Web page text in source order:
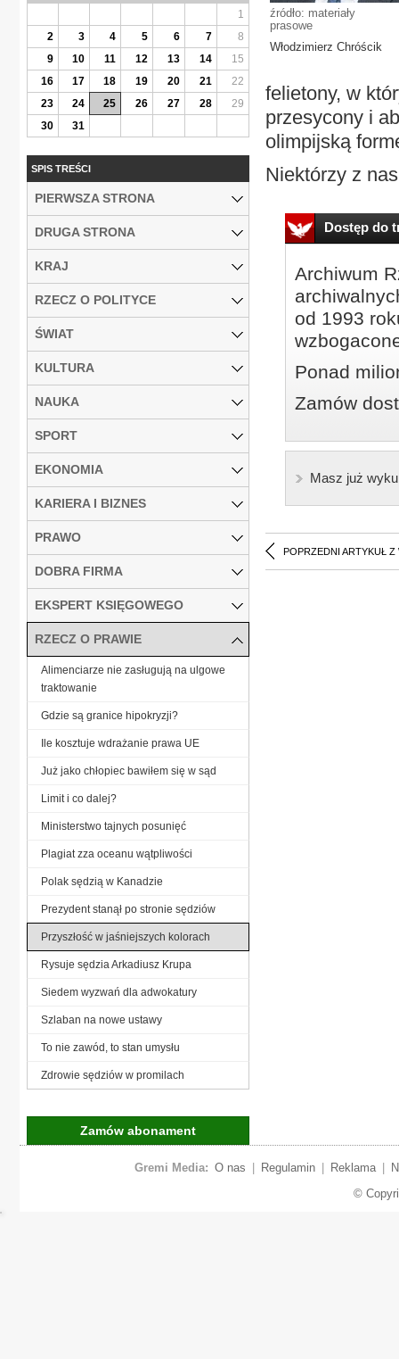
źródło: materiały
prasowe
Włodzimierz Chróścik
felietony, w
przesycony i
olimpijską
Niektórzy z
Dostęp do
Archiwum
od 1993
Ponad
Zamów
Masz już
POPRZEDNI ARTYKUŁ Z
1
2
3 4 5 6 7
8
9
10 11 12 13 14
15
16
17 18 19 20 21
22
23
24 25 26 27 28
29
30
31
SPIS TREŚCI
PIERWSZA STRONA
DRUGA STRONA
KRAJ
RZECZ O POLITYCE
ŚWIAT
KULTURA
NAUKA
SPORT
EKONOMIA
KARIERA I BIZNES
PRAWO
DOBRA FIRMA
EKSPERT KSIĘGOWEGO
RZECZ O PRAWIE
Alimenciarze nie zasługują na ulgowe
traktowanie
Gdzie są granice hipokryzji?
Ile kosztuje wdrażanie prawa UE
Już jako chłopiec bawiłem się w sąd
Limit i co dalej?
Ministerstwo tajnych posunięć
Plagiat zza oceanu wątpliwości
Polak sędzią w Kanadzie
Prezydent stanął po stronie sędziów
Przyszłość w jaśniejszych kolorach
Rysuje sędzia Arkadiusz Krupa
Siedem wyzwań dla adwokatury
Szlaban na nowe ustawy
To nie zawód, to stan umysłu
Zdrowie sędziów w promilach
Zamów abonament
Gremi Media: O nas Regulamin Reklama
©